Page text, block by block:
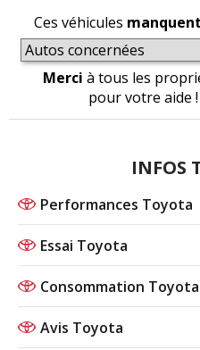
Ces véhicules
Merci à tous les
pour votre aide !
INFOS
Performances Toyota
Essai Toyota
Consommation Toyota
Avis Toyota